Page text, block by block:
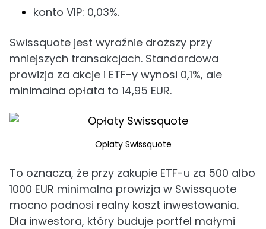
konto VIP: 0,03%.
Swissquote jest wyraźnie droższy przy
mniejszych transakcjach. Standardowa
prowizja za akcje i ETF-y wynosi 0,1%, ale
minimalna opłata to 14,95 EUR.
Opłaty Swissquote
To oznacza, że przy zakupie ETF-u za 500 albo
1000 EUR minimalna prowizja w Swissquote
mocno podnosi realny koszt inwestowania.
Dla inwestora, który buduje portfel małymi